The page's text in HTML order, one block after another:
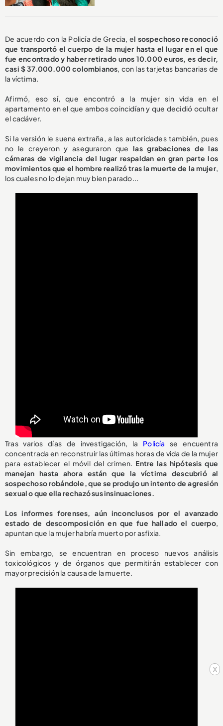
x
De acuerdo con la Policía de Grecia, el sospechoso reconoció
que transportó el cuerpo de la mujer hasta el lugar en el que
fue encontrado y haber retirado unos 10.000 euros, es decir,
casi $ 37.000.000 colombianos, con las tarjetas bancarias de
la víctima.
Afirmó, eso sí, que encontró a la mujer sin vida en el
apartamento en el que ambos coincidían y que decidió ocultar
el cadáver.
Si la versión le suena extraña, a las autoridades también, pues
no le creyeron y aseguraron quelas grabaciones de las
cámaras de vigilancia del lugar respaldan en gran parte los
movimientos que el hombre realizó tras la muerte de la mujer,
los cuales no lo dejan muy bien parado...
Tras varios días de investigación, la Policía se encuentra
concentrada en reconstruir las últimas horas de vida de la mujer
para establecer el móvil del crimen. Entre las hipótesis que
manejan hasta ahora están que la víctima descubrió al
sospechoso robándole, que se produjo un intento de agresión
sexual o que ella rechazó sus insinuaciones.
Los informes forenses, aún inconclusos por el avanzado
estado de descomposición en que fue hallado el cuerpo,
apuntan que la mujer habría muerto por asfixia.
Sin embargo, se encuentran en proceso nuevos análisis
toxicológicos y de órganos que permitirán establecer con
mayor precisión la causa de la muerte.